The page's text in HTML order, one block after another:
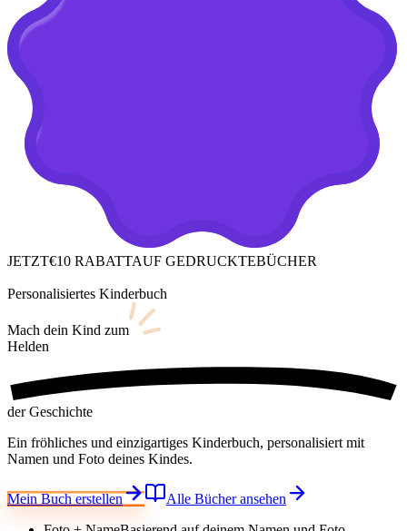
JETZT€10 RABATTAUF GEDRUCKTEBÜCHER
Personalisiertes Kinderbuch
Mach dein Kind zum
Helden
der Geschichte
Ein fröhliches und einzigartiges Kinderbuch, personalisiert mit
Namen und Foto deines Kindes.
Mein Buch erstellen
Alle Bücher ansehen